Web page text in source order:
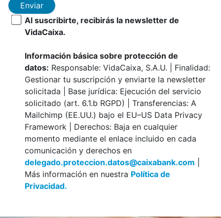
Enviar
Al suscribirte, recibirás la newsletter de
VidaCaixa.
Información básica sobre protección de
datos: Responsable: VidaCaixa, S.A.U. | Finalidad:
Gestionar tu suscripción y enviarte la newsletter
solicitada | Base jurídica: Ejecución del servicio
solicitado (art. 6.1.b RGPD) | Transferencias: A
Mailchimp (EE.UU.) bajo el EU–US Data Privacy
Framework | Derechos: Baja en cualquier
momento mediante el enlace incluido en cada
comunicación y derechos en
delegado.proteccion.datos@caixabank.com
Más información en nuestra Política de
Privacidad.